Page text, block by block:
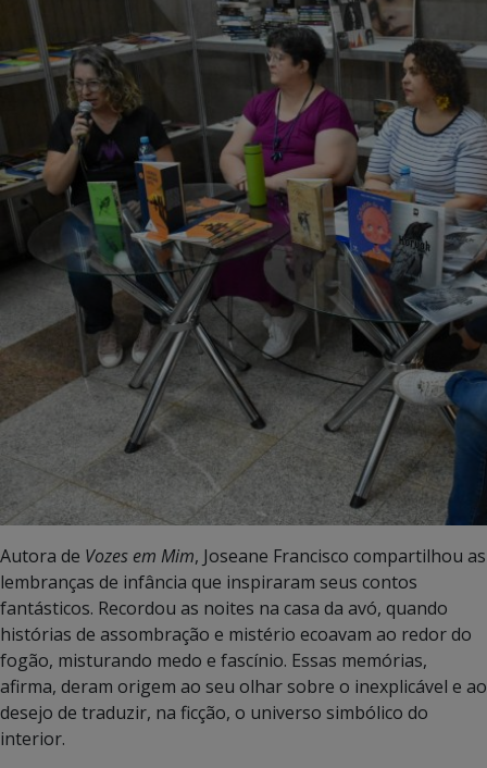
Autora de Vozes em Mim, Joseane Francisco compartilhou as
lembranças de infância que inspiraram seus contos
fantásticos. Recordou as noites na casa da avó, quando
histórias de assombração e mistério ecoavam ao redor do
fogão, misturando medo e fascínio. Essas memórias,
afirma, deram origem ao seu olhar sobre o inexplicável e ao
desejo de traduzir, na ficção, o universo simbólico do
interior.